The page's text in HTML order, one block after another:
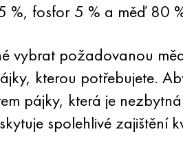
%, fosfor 5 % a měď 80
vybrat požadovanou
kterou potřebujete.
pájky, která je
spolehlivé zajištění